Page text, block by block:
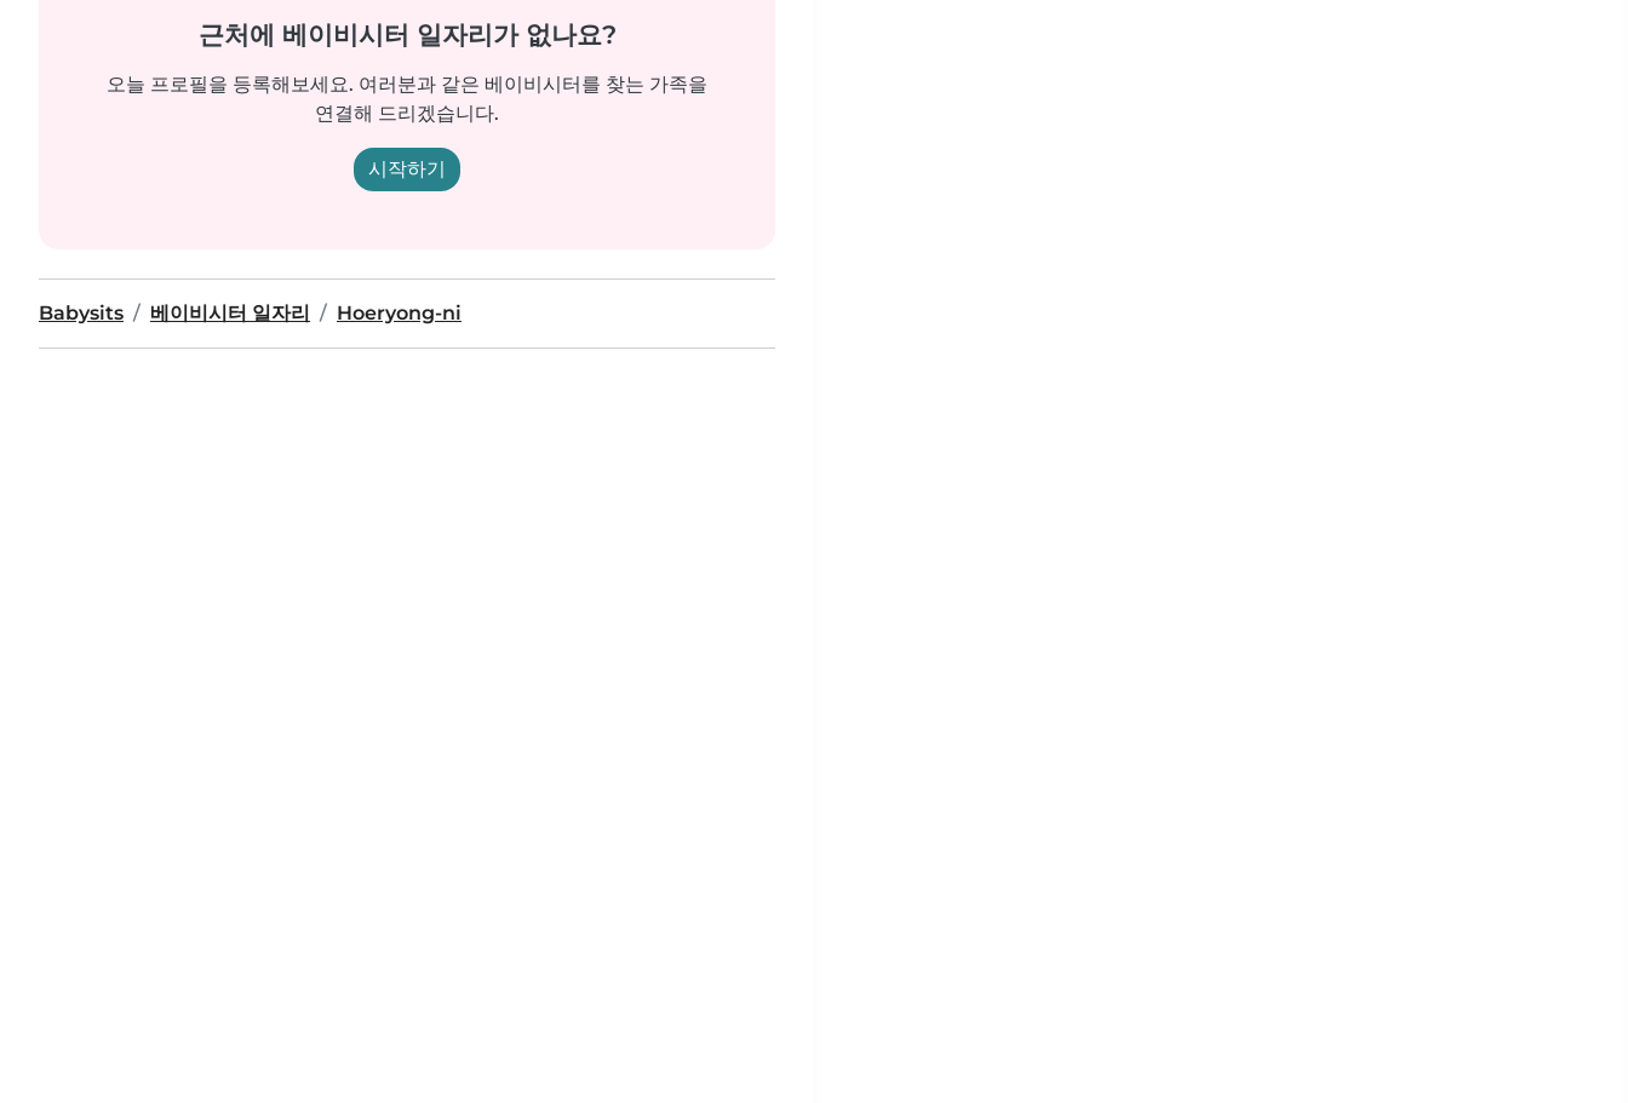
근처에 베이비시터 일자리가 없나요?
오늘 프로필을 등록해보세요. 여러분과 같은 베이비시터를 찾는 가족을
연결해 드리겠습니다.
시작하기
Babysits 베이비시터 일자리 Hoeryong-ni